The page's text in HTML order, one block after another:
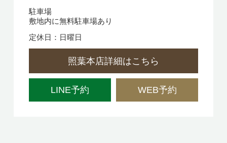
駐車場
敷地内に無料駐車場あり
定休日：日曜日
照葉本店詳細はこちら
LINE予約 WEB予約